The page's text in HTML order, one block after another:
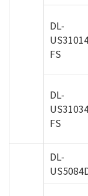
DL-
FS
DL-
FS
DL-